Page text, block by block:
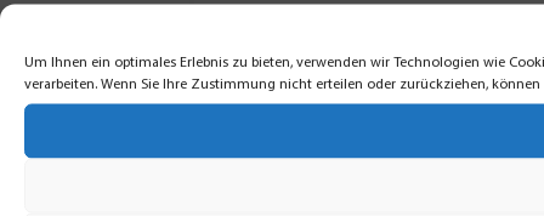
Um Ihnen ein optimales Erlebnis zu bieten, verwenden wir Technologien wie
verarbeiten. Wenn Sie Ihre Zustimmung nicht erteilen oder zurückziehen,